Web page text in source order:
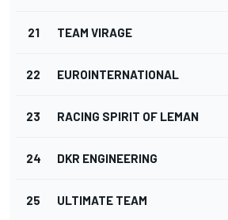
21 TEAM VIRAGE
22 EUROINTERNATIONAL
23 RACING SPIRIT OF LEMAN
24 DKR ENGINEERING
25 ULTIMATE TEAM